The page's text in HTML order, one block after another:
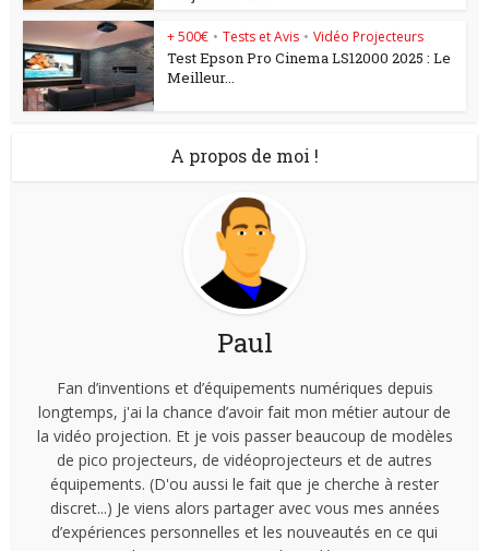
+ 500€ • Tests et Avis • Vidéo Projecteurs
Test Epson Pro Cinema LS12000 2025 : Le
Meilleur...
A propos de moi !
Paul
Fan d’inventions et d’équipements numériques depuis
longtemps, j'ai la chance d’avoir fait mon métier autour de
la vidéo projection. Et je vois passer beaucoup de modèles
de pico projecteurs, de vidéoprojecteurs et de autres
équipements. (D'ou aussi le fait que je cherche à rester
discret...) Je viens alors partager avec vous mes années
d’expériences personnelles et les nouveautés en ce qui